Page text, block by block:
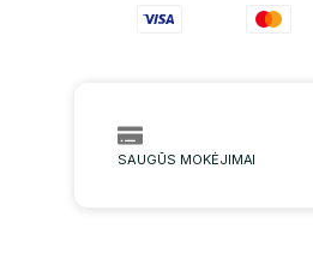
SAUGŪS MOKĖJIMAI